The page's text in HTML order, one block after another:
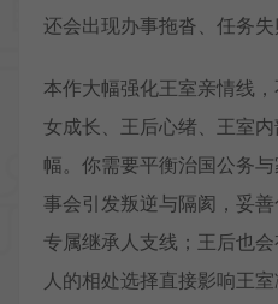
还会出现办事拖沓、任务失
本作大幅强化王室亲情线
女成长、王后心绪、王室
幅。你需要平衡治国公务
事会引发叛逆与隔阂，妥
专属继承人支线；王后也
人的相处选择直接影响王